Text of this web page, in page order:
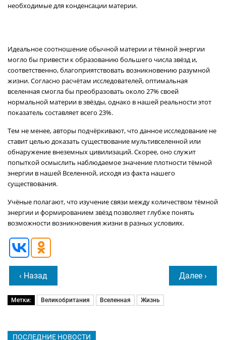
необходимые для конденсации материи.
Идеальное соотношение обычной материи и тёмной энергии
могло бы привести к образованию большего числа звёзд и,
соответственно, благоприятствовать возникновению разумной
жизни. Согласно расчётам исследователей, оптимальная
вселенная смогла бы преобразовать около 27% своей
нормальной материи в звёзды, однако в нашей реальности этот
показатель составляет всего 23%.
Тем не менее, авторы подчёркивают, что данное исследование не
ставит целью доказать существование мультивселенной или
обнаружение внеземных цивилизаций. Скорее, оно служит
попыткой осмыслить наблюдаемое значение плотности тёмной
энергии в нашей Вселенной, исходя из факта нашего
существования.
Учёные полагают, что изучение связи между количеством тёмной
энергии и формированием звёзд позволяет глубже понять
возможности возникновения жизни в разных условиях.
‹ Назад Далее ›
Метки: Великобритания Вселенная Жизнь
ПОСЛЕДНИЕ НОВОСТИ